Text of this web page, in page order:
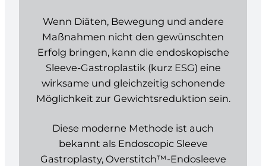
Wenn Diäten, Bewegung und andere
Maßnahmen nicht den gewünschten
Erfolg bringen, kann die endoskopische
Sleeve-Gastroplastik (kurz ESG) eine
wirksame und gleichzeitig schonende
Möglichkeit zur Gewichtsreduktion sein.
Diese moderne Methode ist auch
bekannt als Endoscopic Sleeve
Gastroplasty, Overstitch™-Endosleeve